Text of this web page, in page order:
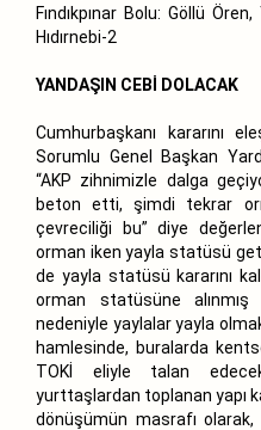
Fındıkpınar Bolu: Göllü
Hıdırnebi-2
YANDAŞIN CEBİ DOLACAK
Cumhurbaşkanı kararını
Sorumlu Genel Başkan
“AKP zihnimizle dalga
beton etti, şimdi tekrar
çevreciliği bu” diye
orman iken yayla statüsü
de yayla statüsü kararını
orman statüsüne
nedeniyle yaylalar yayla
hamlesinde, buralarda
TOKİ eliyle talan
yurttaşlardan toplanan yapı
dönüşümün masrafı